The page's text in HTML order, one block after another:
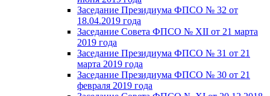
Заседание Президиума ФПСО № 32 от
18.04.2019 года
Заседание Совета ФПСО № XII от 21 марта
2019 года
Заседание Президиума ФПСО № 31 от 21
марта 2019 года
Заседание Президиума ФПСО № 30 от 21
февраля 2019 года